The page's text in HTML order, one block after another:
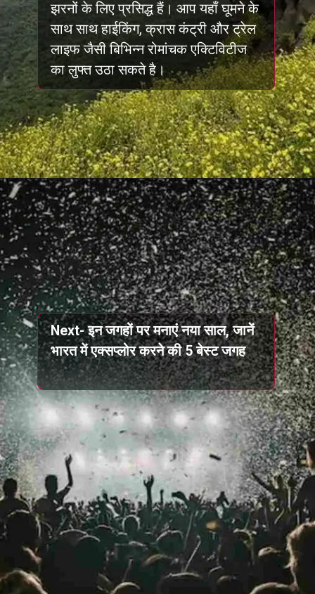
झरनों के लिए प्रसिद्ध हैं। आप यहाँ घूमने के
साथ साथ हाईकिंग, क्रास कंट्री और ट्रेल
लाइफ जैसी बिभिन्न रोमांचक एक्टिविटीज
का लुफ्त उठा सकते है।
Next- इन जगहों पर मनाएं नया साल, जानें
भारत में एक्सप्लोर करने की 5 बेस्ट जगह